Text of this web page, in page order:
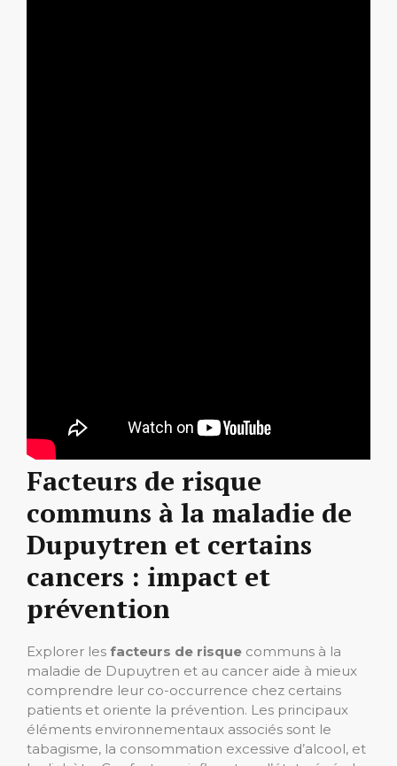
Facteurs de risque
communs à la maladie de
Dupuytren et certains
cancers : impact et
prévention
Explorer les facteurs de risque communs à la
maladie de Dupuytren et au cancer aide à mieux
comprendre leur co-occurrence chez certains
patients et oriente la prévention. Les principaux
éléments environnementaux associés sont le
tabagisme, la consommation excessive d’alcool, et